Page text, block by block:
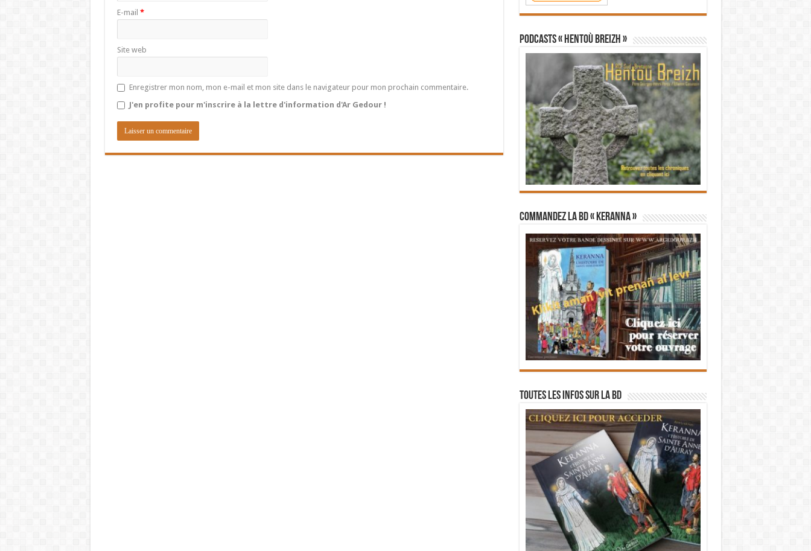
E-mail *
Site web
Enregistrer mon nom, mon e-mail et mon site dans le navigateur pour mon prochain commentaire.
J'en profite pour m'inscrire à la lettre d'information d'Ar Gedour !
PODCASTS « Hentoù Breizh »
Commandez la BD « Keranna »
Toutes les infos sur la BD